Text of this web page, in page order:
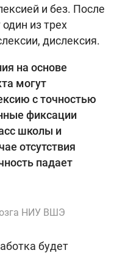
и без. После
из трех
дислексия.
на основе
могут
с точностью
фиксации
школы и
отсутствия
падает
НИУ ВШЭ
будет